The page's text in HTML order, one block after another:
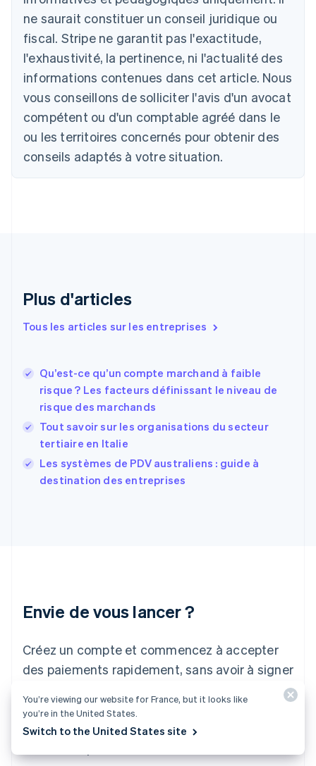
ne saurait constituer un conseil juridique ou
fiscal. Stripe ne garantit pas l'exactitude,
l'exhaustivité, la pertinence, ni l'actualité des
informations contenues dans cet article. Nous
vous conseillons de solliciter l'avis d'un avocat
compétent ou d'un comptable agréé dans le
ou les territoires concernés pour obtenir des
conseils adaptés à votre situation.
Plus d'articles
Tous les articles sur les entreprises
Qu’est-ce qu’un compte marchand à faible
risque ? Les facteurs définissant le niveau de
risque des marchands
Tout savoir sur les organisations du secteur
tertiaire en Italie
Les systèmes de PDV australiens : guide à
destination des entreprises
Envie de vous lancer ?
Créez un compte et commencez à accepter
des paiements rapidement, sans avoir à signer
bancaires. N'hésitez pas à nous contacter
pour discuter de solutions personnalisées pour
DeutschEnglish
NederlandsFrançaisDeutschEnglish
Brésil
Português
Bulgarie
English
Canada
Chine continentale
简体中文English
Español English
English
Finlande
English Svenska
France
Français
Gibraltar
English
Grèce
English
Hongrie
日本語 English
English
Liechtenstein
Deutsch English
English
Luxembourg
FrançaisDeutschEnglish
English简体中文
You’re viewing our website for France, but it looks like
you’re in the United States.
Switch to the United States site